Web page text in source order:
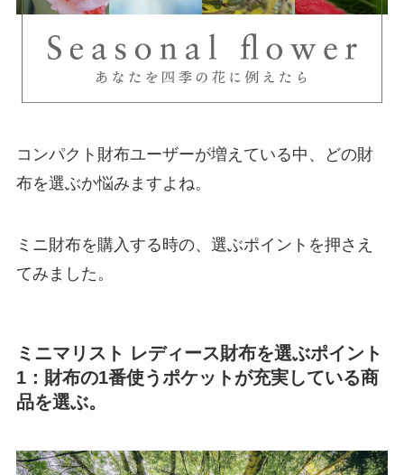
コンパクト財布ユーザーが増えている中、どの財
布を選ぶか悩みますよね。
ミニ財布を購入する時の、選ぶポイントを押さえ
てみました。
ミニマリスト レディース財布を選ぶポイント
1：財布の1番使うポケットが充実している商
品を選ぶ。